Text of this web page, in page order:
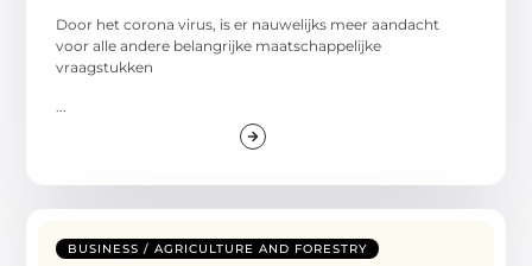
Door het corona virus, is er nauwelijks meer aandacht
voor alle andere belangrijke maatschappelijke
vraagstukken
BUSINESS / AGRICULTURE AND FORESTRY